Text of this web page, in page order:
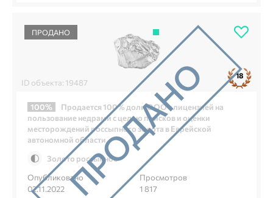
ПРОДАНО
ID объекта: 19487
18
100%
Продается 100% доли ООО с лицензией на
пользование недрами с целью поисков и оценки
месторождений россыпного золота в Еврейской
автономной области
Золото россыпное
Опубликовано
02.11.2022
Просмотров
1 817